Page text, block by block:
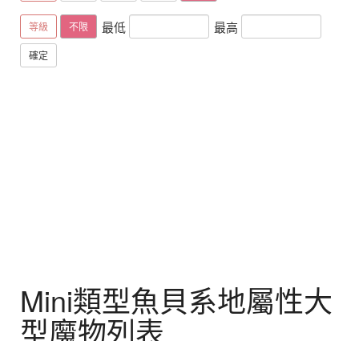
等級 不限 最低 最高
確定
Mini類型魚貝系地屬性大
型魔物列表